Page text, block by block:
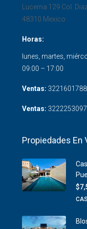
Lucerna 129 Col.
48310 Mexico
Horas:
lunes, martes,
09:00 – 17:00
Ventas: 3221601788
Ventas: 3222253097
Propiedades En